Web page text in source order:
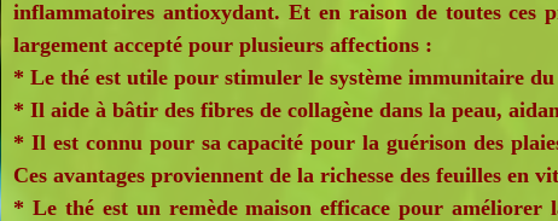
inflammatoires antioxydant. Et en raison de toutes ces
largement accepté pour plusieurs affections :
* Le thé est utile pour stimuler le système immunitaire du
* Il aide à bâtir des fibres de collagène dans la peau,
* Il est connu pour sa capacité pour la guérison des
Ces avantages proviennent de la richesse des feuilles en
* Le thé est un remède maison efficace pour